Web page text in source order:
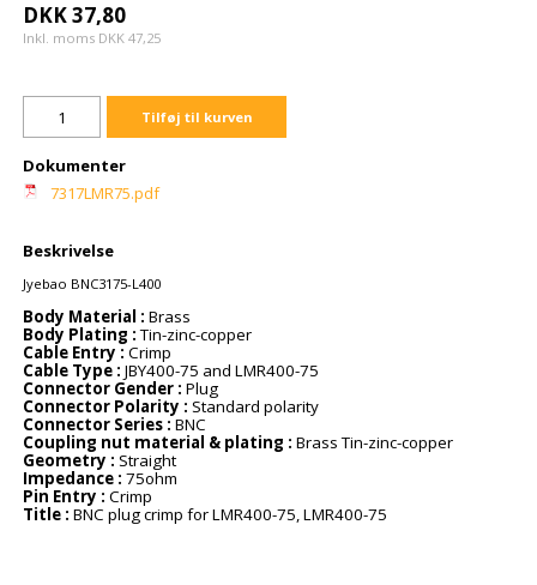
DKK 37,80
Inkl. moms DKK 47,25
Tilføj til kurven
Dokumenter
7317LMR75.pdf
Beskrivelse
Jyebao BNC3175-L400
Body Material : Brass
Body Plating :Tin-zinc-copper
Cable Entry : Crimp
Cable Type : JBY400-75 and LMR400-75
Connector Gender : Plug
Connector Polarity : Standard polarity
Connector Series : BNC
Coupling nut material & plating : Brass Tin-zinc-copper
Geometry : Straight
Impedance : 75ohm
Pin Entry : Crimp
Title : BNC plug crimp for LMR400-75, LMR400-75